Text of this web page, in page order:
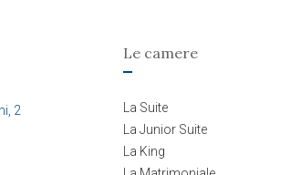
2
Le camere
La Suite
La Junior Suite
La King